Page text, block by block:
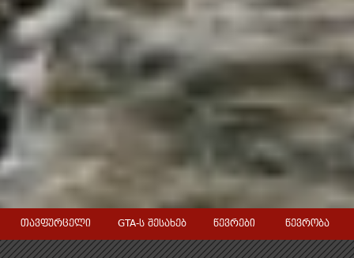
თავფურცელი GTA-ს შესახებ წევრები წევრობა